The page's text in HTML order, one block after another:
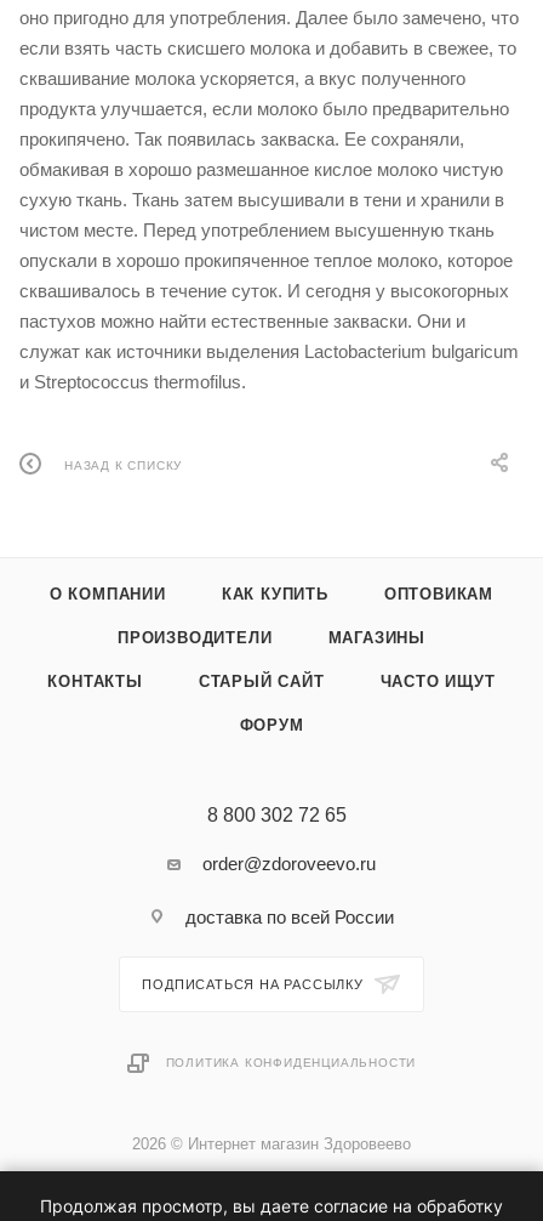
оно пригодно для употребления. Далее было замечено, что
если взять часть скисшего молока и добавить в свежее, то
сквашивание молока ускоряется, а вкус полученного
продукта улучшается, если молоко было предварительно
прокипячено. Так появилась закваска. Ее сохраняли,
обмакивая в хорошо размешанное кислое молоко чистую
сухую ткань. Ткань затем высушивали в тени и хранили в
чистом месте. Перед употреблением высушенную ткань
опускали в хорошо прокипяченное теплое молоко, которое
сквашивалось в течение суток. И сегодня у высокогорных
пастухов можно найти естественные закваски. Они и
служат как источники выделения Lactobacterium bulgaricum
и Streptococcus thermofilus.
НАЗАД К СПИСКУ
О КОМПАНИИ КАК КУПИТЬ ОПТОВИКАМ
ПРОИЗВОДИТЕЛИ МАГАЗИНЫ
КОНТАКТЫ СТАРЫЙ САЙТ ЧАСТО ИЩУТ
ФОРУМ
8 800 302 72 65
order@zdoroveevo.ru
доставка по всей России
ПОДПИСАТЬСЯ НА РАССЫЛКУ
ПОЛИТИКА КОНФИДЕНЦИАЛЬНОСТИ
2026 © Интернет магазин Здоровеево
Продолжая просмотр, вы даете согласие на обработку